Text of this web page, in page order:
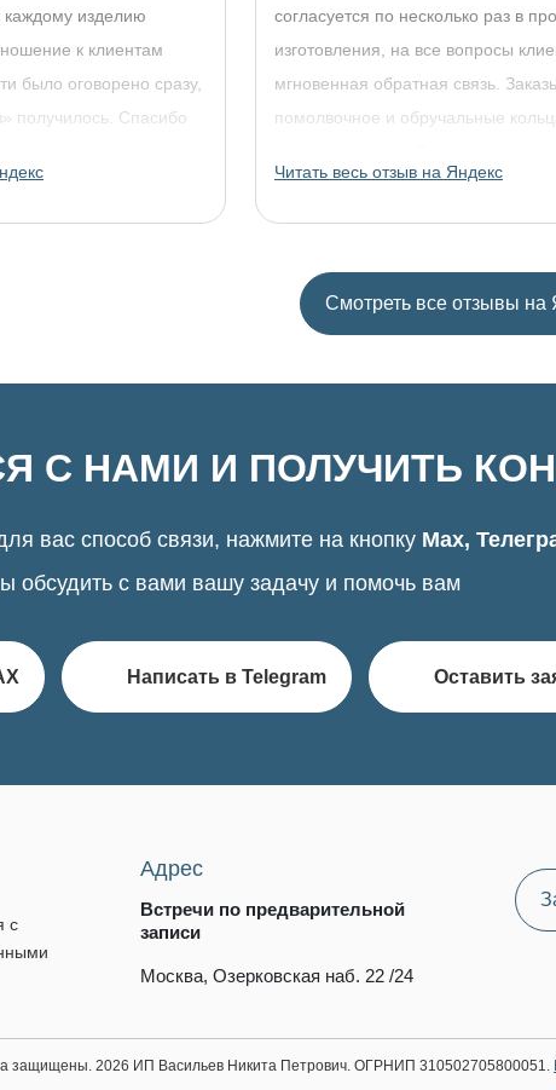
каждому изделию
к клиентам
было оговорено сразу,
получилось. Спасибо
согласуется по несколько раз в
изготовления, на все вопросы
мгновенная обратная связь.
помолвочное и обручальные
Читать весь отзыв на Яндекс
Смотреть все отзывы на
С НАМИ И ПОЛУЧИТЬ
вас способ связи, нажмите на кнопку Max,
обсудить с вами вашу задачу и помочь вам
Написать в Telegram Оставить
с
Адрес
Встречи по предварительной
записи
Москва, Озерковская наб. 22 /24
защищены. 2026 ИП Васильев Никита Петрович. ОГРНИП 310502705800051.